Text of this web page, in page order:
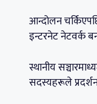
आन्दोलन
इन्टरनेट नेटवर्क
स्थानीय
सदस्यहरूले